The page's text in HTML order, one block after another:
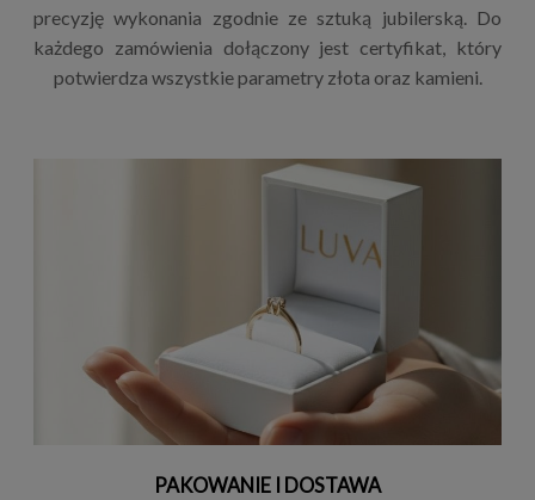
precyzję wykonania zgodnie ze sztuką jubilerską. Do
każdego zamówienia dołączony jest certyfikat, który
potwierdza wszystkie parametry złota oraz kamieni.
PAKOWANIE I DOSTAWA